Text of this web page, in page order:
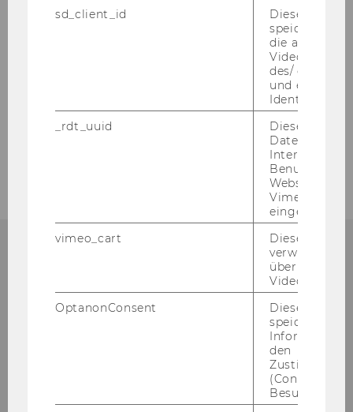
De­part­ment für Wirt­schafts­kom­mu­ni­ka­
ti­on
Ge­bäu­de D2, Ein­gang D
sd_client_id
Dieses Cookie
speichert
die aktuellen
des/ der
und einen
_rdt_uuid
Dieses
Daten über
Websites, auf
Vimeo-Video
eingebettet
vimeo_cart
Dieses
verwendet,
überprüfen,
Video
OptanonConsent
Dieses Cookie
speichert
den
(Consent)
Besuchers.